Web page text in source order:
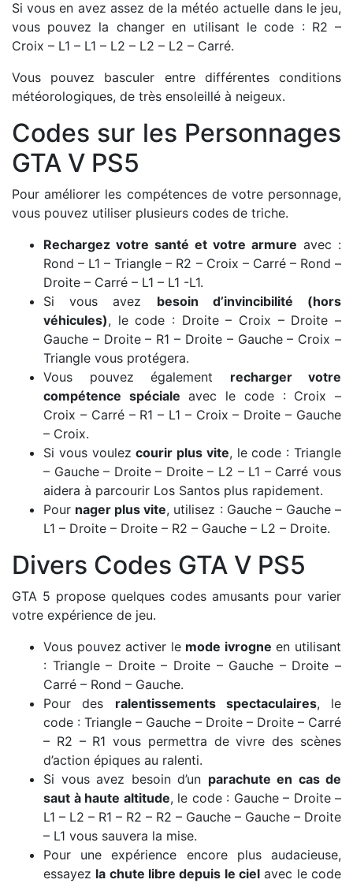
Si vous en avez assez de la météo actuelle dans le jeu,
vous pouvez la changer en utilisant le code : R2 –
Croix – L1 – L1 – L2 – L2 – L2 – Carré.
Vous pouvez basculer entre différentes conditions
météorologiques, de très ensoleillé à neigeux.
Codes sur les Personnages
GTA V PS5
Pour améliorer les compétences de votre personnage,
vous pouvez utiliser plusieurs codes de triche.
Rechargez votre santé et votre armure avec :
Rond – L1 – Triangle – R2 – Croix – Carré – Rond –
Droite – Carré – L1 – L1 -L1.
Si vous avez besoin d’invincibilité (hors
véhicules), le code : Droite – Croix – Droite –
Gauche – Droite – R1 – Droite – Gauche – Croix –
Triangle vous protégera.
Vous pouvez également recharger votre
compétence spéciale avec le code : Croix –
Croix – Carré – R1 – L1 – Croix – Droite – Gauche
– Croix.
Si vous voulezcourir plus vite, le code : Triangle
– Gauche – Droite – Droite – L2 – L1 – Carré vous
aidera à parcourir Los Santos plus rapidement.
Pour nager plus vite, utilisez : Gauche – Gauche –
L1 – Droite – Droite – R2 – Gauche – L2 – Droite.
Divers Codes GTA V PS5
GTA 5 propose quelques codes amusants pour varier
votre expérience de jeu.
Vous pouvez activer le mode ivrogne en utilisant
: Triangle – Droite – Droite – Gauche – Droite –
Carré – Rond – Gauche.
Pour des ralentissements spectaculaires, le
code : Triangle – Gauche – Droite – Droite – Carré
– R2 – R1 vous permettra de vivre des scènes
d’action épiques au ralenti.
Si vous avez besoin d’un parachute en cas de
saut à haute altitude, le code : Gauche – Droite –
L1 – L2 – R1 – R2 – R2 – Gauche – Gauche – Droite
– L1 vous sauvera la mise.
Pour une expérience encore plus audacieuse,
essayez la chute libre depuis le ciel avec le code